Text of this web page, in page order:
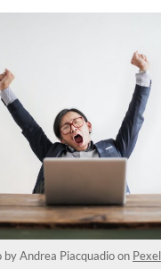
by Andrea Piacquadio on